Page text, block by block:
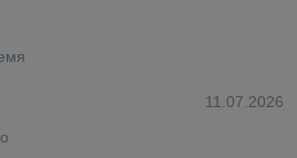
11.07.2026